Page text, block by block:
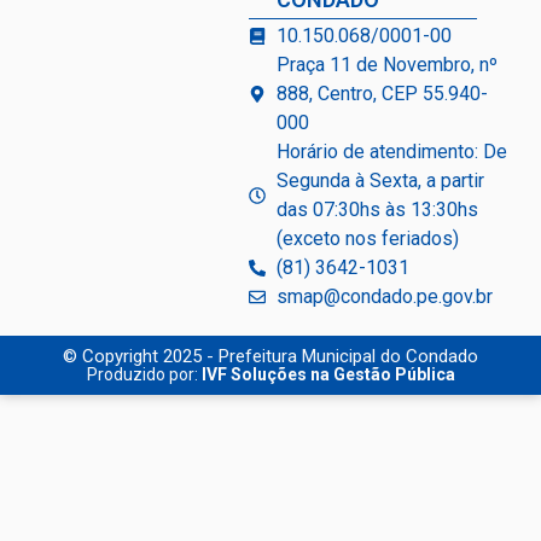
10.150.068/0001-00
Praça 11 de Novembro, nº
888, Centro, CEP 55.940-
000
Horário de atendimento: De
Segunda à Sexta, a partir
das 07:30hs às 13:30hs
(exceto nos feriados)
(81) 3642-1031
smap@condado.pe.gov.br
© Copyright 2025 - Prefeitura Municipal do Condado
Produzido por: IVF Soluções na Gestão Pública